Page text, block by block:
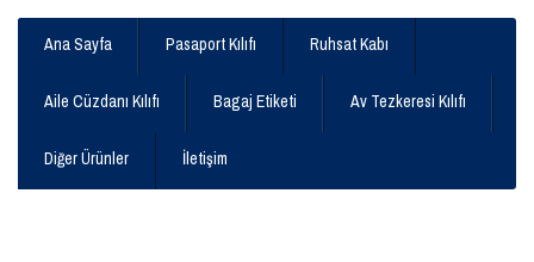
Ana Sayfa Pasaport Kılıfı Ruhsat Kabı
Aile Cüzdanı Kılıfı Bagaj Etiketi Av Tezkeresi Kılıfı
Diğer Ürünler İletişim